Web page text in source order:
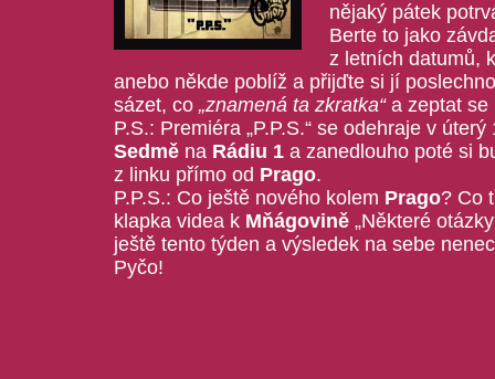
nějaký pátek
Berte to jako
z letních datumů,
anebo někde poblíž a přijďte si jí
sázet, co „znamená ta zkratka“a zeptat se
P.S.: Premiéra „P.P.S.“ se odehraje v
Sedměna Rádiu 1a zanedlouho poté si
z linku přímo od Prago.
P.P.S.: Co ještě nového kolem Prago? Co
klapka videa k Mňágovině „Některé
ještě tento týden a výsledek na sebe
Pyčo!